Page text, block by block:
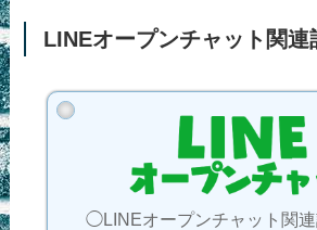
LINEオープンチャット関連
◯LINEオープンチャット関